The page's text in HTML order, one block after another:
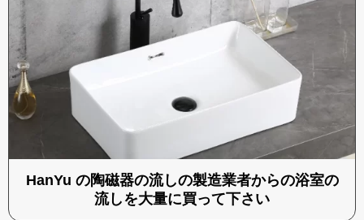
HanYu の陶磁器の流しの製造業者からの浴室の
流しを大量に買って下さい